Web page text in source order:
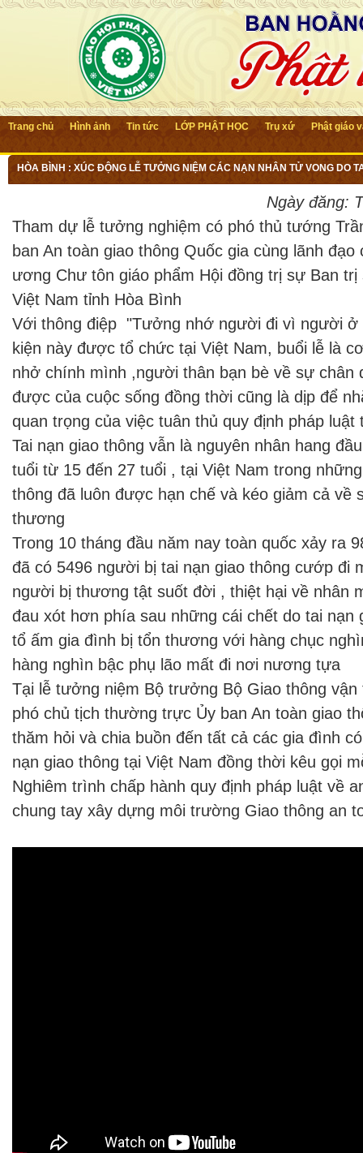
Trang chủ Hình ảnh Tin tức LỚP PHẬT HỌC Trụ xứ Phật giáo
HÒA BÌNH : XÚC ĐỘNG LỄ TƯỞNG NIỆM CÁC NẠN NHÂN TỬ VONG DO
Ngày đăng:
Tham dự lễ tưởng nghiệm có phó thủ tướng
ban An toàn giao thông Quốc gia cùng lãnh đạo
ương Chư tôn giáo phẩm Hội đồng trị sự Ban
Việt Nam tỉnh Hòa Bình
Với thông điệp "Tưởng nhớ người đi vì người ở
kiện này được tổ chức tại Việt Nam, buổi lễ là
nhở chính mình ,người thân bạn bè về sự chân
được của cuộc sống đồng thời cũng là dịp để
quan trọng của việc tuân thủ quy định pháp
Tai nạn giao thông vẫn là nguyên nhân hang
tuổi từ 15 đến 27 tuổi , tại Việt Nam trong
thông đã luôn được hạn chế và kéo giảm cả về
thương
Trong 10 tháng đầu năm nay toàn quốc xảy ra
đã có 5496 người bị tai nạn giao thông cướp đi
người bị thương tật suốt đời , thiệt hại về nhân
đau xót hơn phía sau những cái chết do tai nạn
tổ ấm gia đình bị tổn thương với hàng chục
hàng nghìn bậc phụ lão mất đi nơi nương tựa
Tại lễ tưởng niệm Bộ trưởng Bộ Giao thông vận
phó chủ tịch thường trực Ủy ban An toàn giao
thăm hỏi và chia buồn đến tất cả các gia đình
nạn giao thông tại Việt Nam đồng thời kêu gọi
Nghiêm trình chấp hành quy định pháp luật về
chung tay xây dựng môi trường Giao thông an